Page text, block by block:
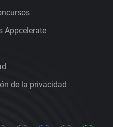
Appcelerate
de la privacidad